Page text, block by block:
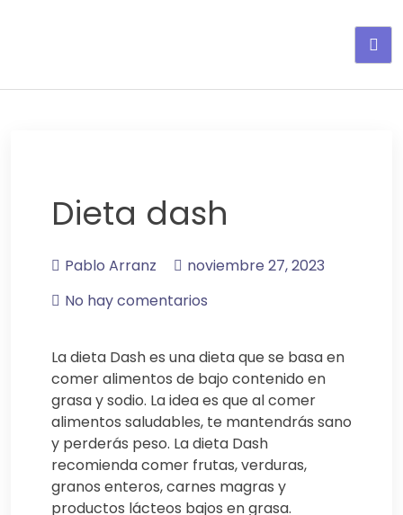
Dieta dash
Pablo Arranz
noviembre 27, 2023
No hay comentarios
La dieta Dash es una dieta que se basa en
comer alimentos de bajo contenido en
grasa y sodio. La idea es que al comer
alimentos saludables, te mantendrás sano
y perderás peso. La dieta Dash
recomienda comer frutas, verduras,
granos enteros, carnes magras y
productos lácteos bajos en grasa.